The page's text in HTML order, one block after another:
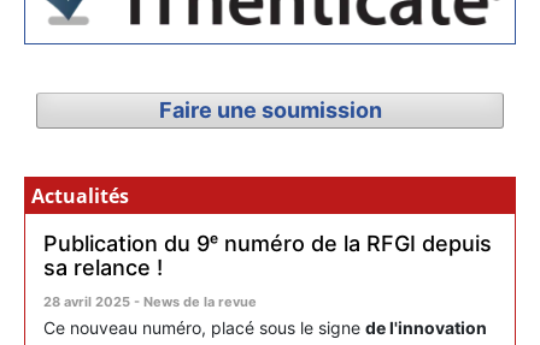
Faire une soumission
Actualités
Publication du 9ᵉ numéro de la RFGI depuis
sa relance !
28 avril 2025 - News de la revue
Ce nouveau numéro, placé sous le signe de l'innovation